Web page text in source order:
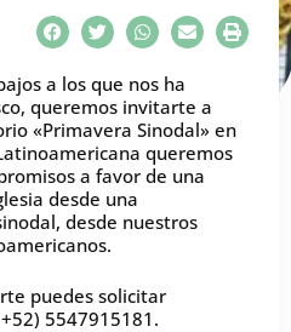
a los que nos ha
queremos invitarte a
«Primavera Sinodal» en
queremos
a favor de una
desde una
desde nuestros
puedes solicitar
5547915181.